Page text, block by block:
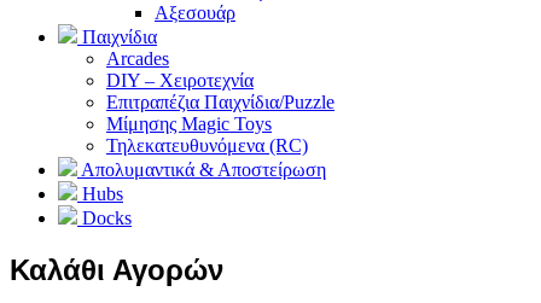
Αξεσουάρ
Παιχνίδια
Arcades
DIY – Χειροτεχνία
Επιτραπέζια Παιχνίδια/Puzzle
Μίμησης Magic Toys
Τηλεκατευθυνόμενα (RC)
Απολυμαντικά & Αποστείρωση
Hubs
Docks
Καλάθι Αγορών